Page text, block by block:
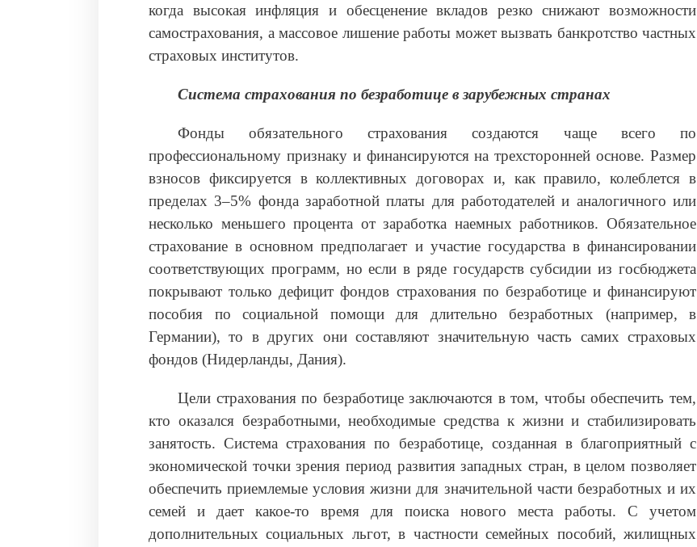
когда высокая инфляция и обесценение вкладов резко снижают возможности
самострахования, а массовое лишение работы может вызвать банкротство частных
страховых институтов.
Система страхования по безработице в зарубежных странах
Фонды обязательного страхования создаются чаще всего по
профессиональному признаку и финансируются на трехсторонней основе. Размер
взносов фиксируется в коллективных договорах и, как правило, колеблется в
пределах 3–5% фонда заработной платы для работодателей и аналогичного или
несколько меньшего процента от заработка наемных работников. Обязательное
страхование в основном предполагает и участие государства в финансировании
соответствующих программ, но если в ряде государств субсидии из госбюджета
покрывают только дефицит фондов страхования по безработице и финансируют
пособия по социальной помощи для длительно безработных (например, в
Германии), то в других они составляют значительную часть самих страховых
фондов (Нидерланды, Дания).
Цели страхования по безработице заключаются в том, чтобы обеспечить тем,
кто оказался безработными, необходимые средства к жизни и стабилизировать
занятость. Система страхования по безработице, созданная в благоприятный с
экономической точки зрения период развития западных стран, в целом позволяет
обеспечить приемлемые условия жизни для значительной части безработных и их
семей и дает какое-то время для поиска нового места работы. С учетом
дополнительных социальных льгот, в частности семейных пособий, жилищных